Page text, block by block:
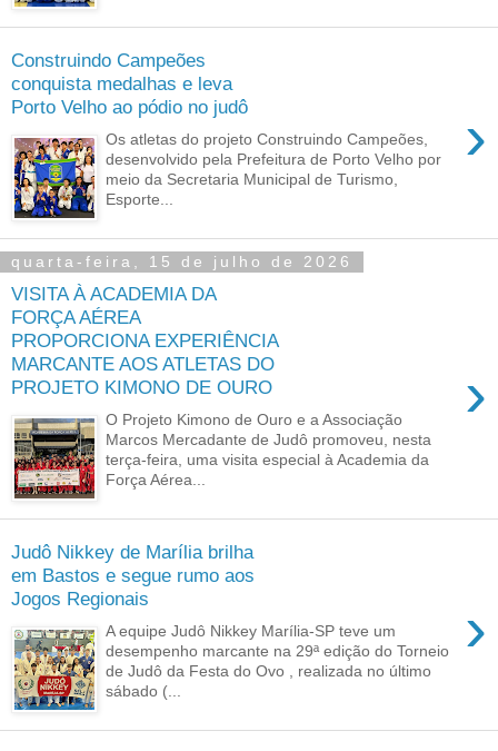
Construindo Campeões
conquista medalhas e leva
Porto Velho ao pódio no judô
›
Os atletas do projeto Construindo Campeões,
desenvolvido pela Prefeitura de Porto Velho por
meio da Secretaria Municipal de Turismo,
Esporte...
quarta-feira, 15 de julho de 2026
VISITA À ACADEMIA DA
FORÇA AÉREA
PROPORCIONA EXPERIÊNCIA
MARCANTE AOS ATLETAS DO
PROJETO KIMONO DE OURO
›
O Projeto Kimono de Ouro e a Associação
Marcos Mercadante de Judô promoveu, nesta
terça-feira, uma visita especial à Academia da
Força Aérea...
Judô Nikkey de Marília brilha
em Bastos e segue rumo aos
Jogos Regionais
›
A equipe Judô Nikkey Marília-SP teve um
desempenho marcante na 29ª edição do Torneio
de Judô da Festa do Ovo , realizada no último
sábado (...